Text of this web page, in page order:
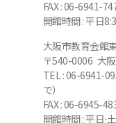
FAX : 06-6941-
開館時間 : 平日
大阪市教育会館
〒540-0006 大
TEL : 06-6941-
で）
FAX : 06-6945-
開館時間 : 平日⋅